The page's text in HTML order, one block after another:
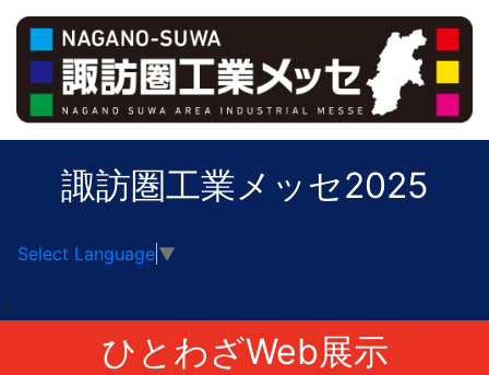
諏訪圏工業メッセ2025
Select Language ▼
>
ひとわざWeb展示